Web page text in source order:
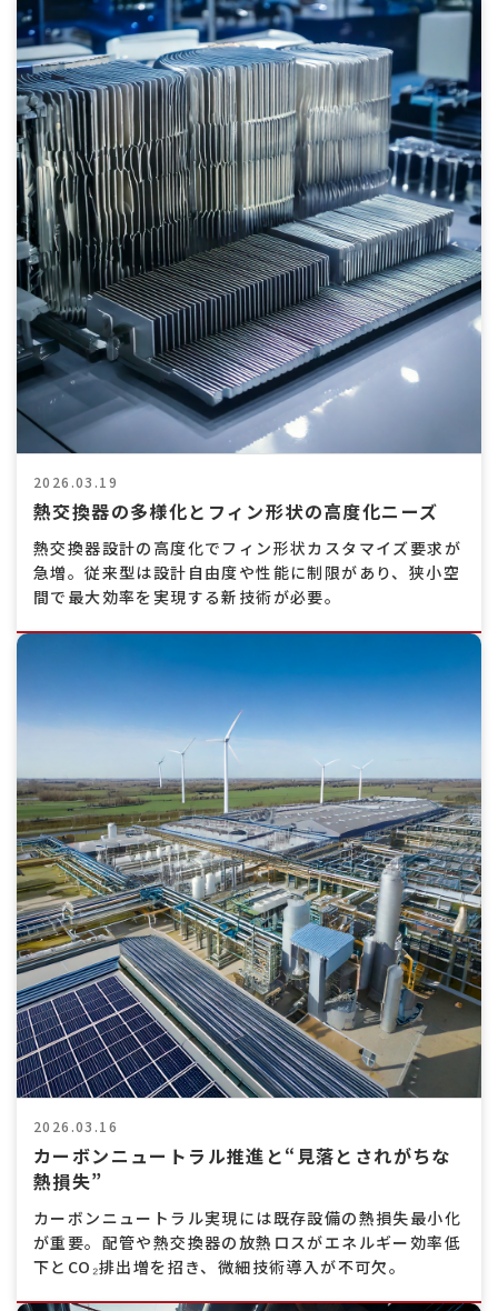
2026.03.19
熱交換器の多様化とフィン形状の高度化ニーズ
熱交換器設計の高度化でフィン形状カスタマイズ要求が
急増。従来型は設計自由度や性能に制限があり、狭小空
間で最大効率を実現する新技術が必要。
2026.03.16
カーボンニュートラル推進と“見落とされがちな
熱損失”
カーボンニュートラル実現には既存設備の熱損失最小化
が重要。配管や熱交換器の放熱ロスがエネルギー効率低
下とCO₂排出増を招き、微細技術導入が不可欠。